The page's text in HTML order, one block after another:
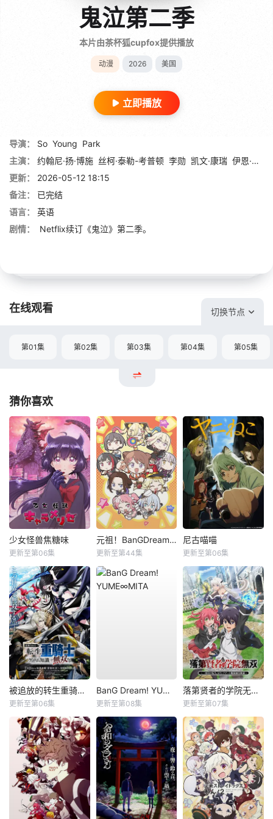
鬼泣第二季
本片由茶杯狐cupfox提供播放
动漫 2026 美国
立即播放
导演： So Young Park
主演：
约翰尼·扬·博施 丝柯·泰勒-考普顿 李勋 凯文·康瑞 伊恩·詹姆斯·柯莱特
更新：
2026-05-12 18:15
备注：
已完结
语言：
英语
剧情：
Netflix续订《鬼泣》第二季。
在线观看 切换节点
第01集 第02集 第03集 第04集 第05集
猜你喜欢
少女怪兽焦糖味
更新至第06集
元祖！BanGDream酱
更新至第44集
尼古喵喵
更新至第06集
被追放的转生重骑士用游戏知识开无双
更新至第06集
BanG Dream! YUME∞MITA
更新至第08集
落第贤者的学院无双第二回转生，S等级作弊魔术师冒险记
更新至第07集